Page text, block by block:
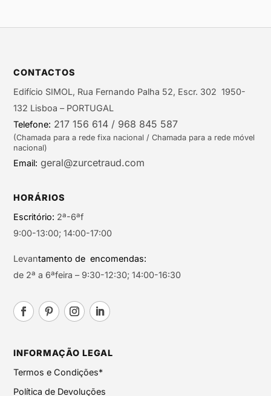
CONTACTOS
Edifício SIMOL, Rua Fernando Palha 52, Escr. 302 1950-
132 Lisboa – PORTUGAL
Telefone: 217 156 614 / 968 845 587
(Chamada para a rede fixa nacional / Chamada para a rede móvel
nacional)
Email: geral@zurcetraud.com
HORÁRIOS
Escritório: 2ª-6ªf
9:00-13:00; 14:00-17:00
Levantamento de encomendas:
de 2ª a 6ªfeira – 9:30-12:30; 14:00-16:30
INFORMAÇÃO LEGAL
Termos e Condições*
Política de Devoluções